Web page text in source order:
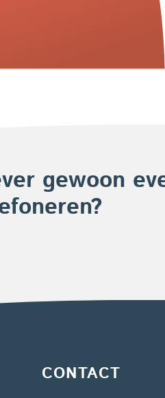
gewoon
CONTACT